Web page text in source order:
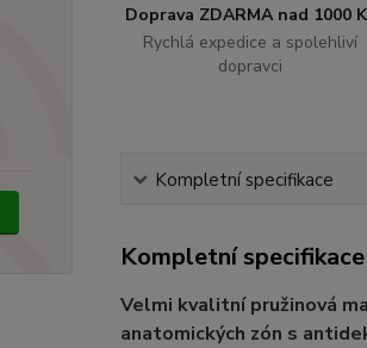
Doprava ZDARMA nad 1000
Rychlá expedice a spolehliví
dopravci
Kompletní specifikace
Kompletní specifikace
Velmi kvalitní pružinová
anatomických zón s